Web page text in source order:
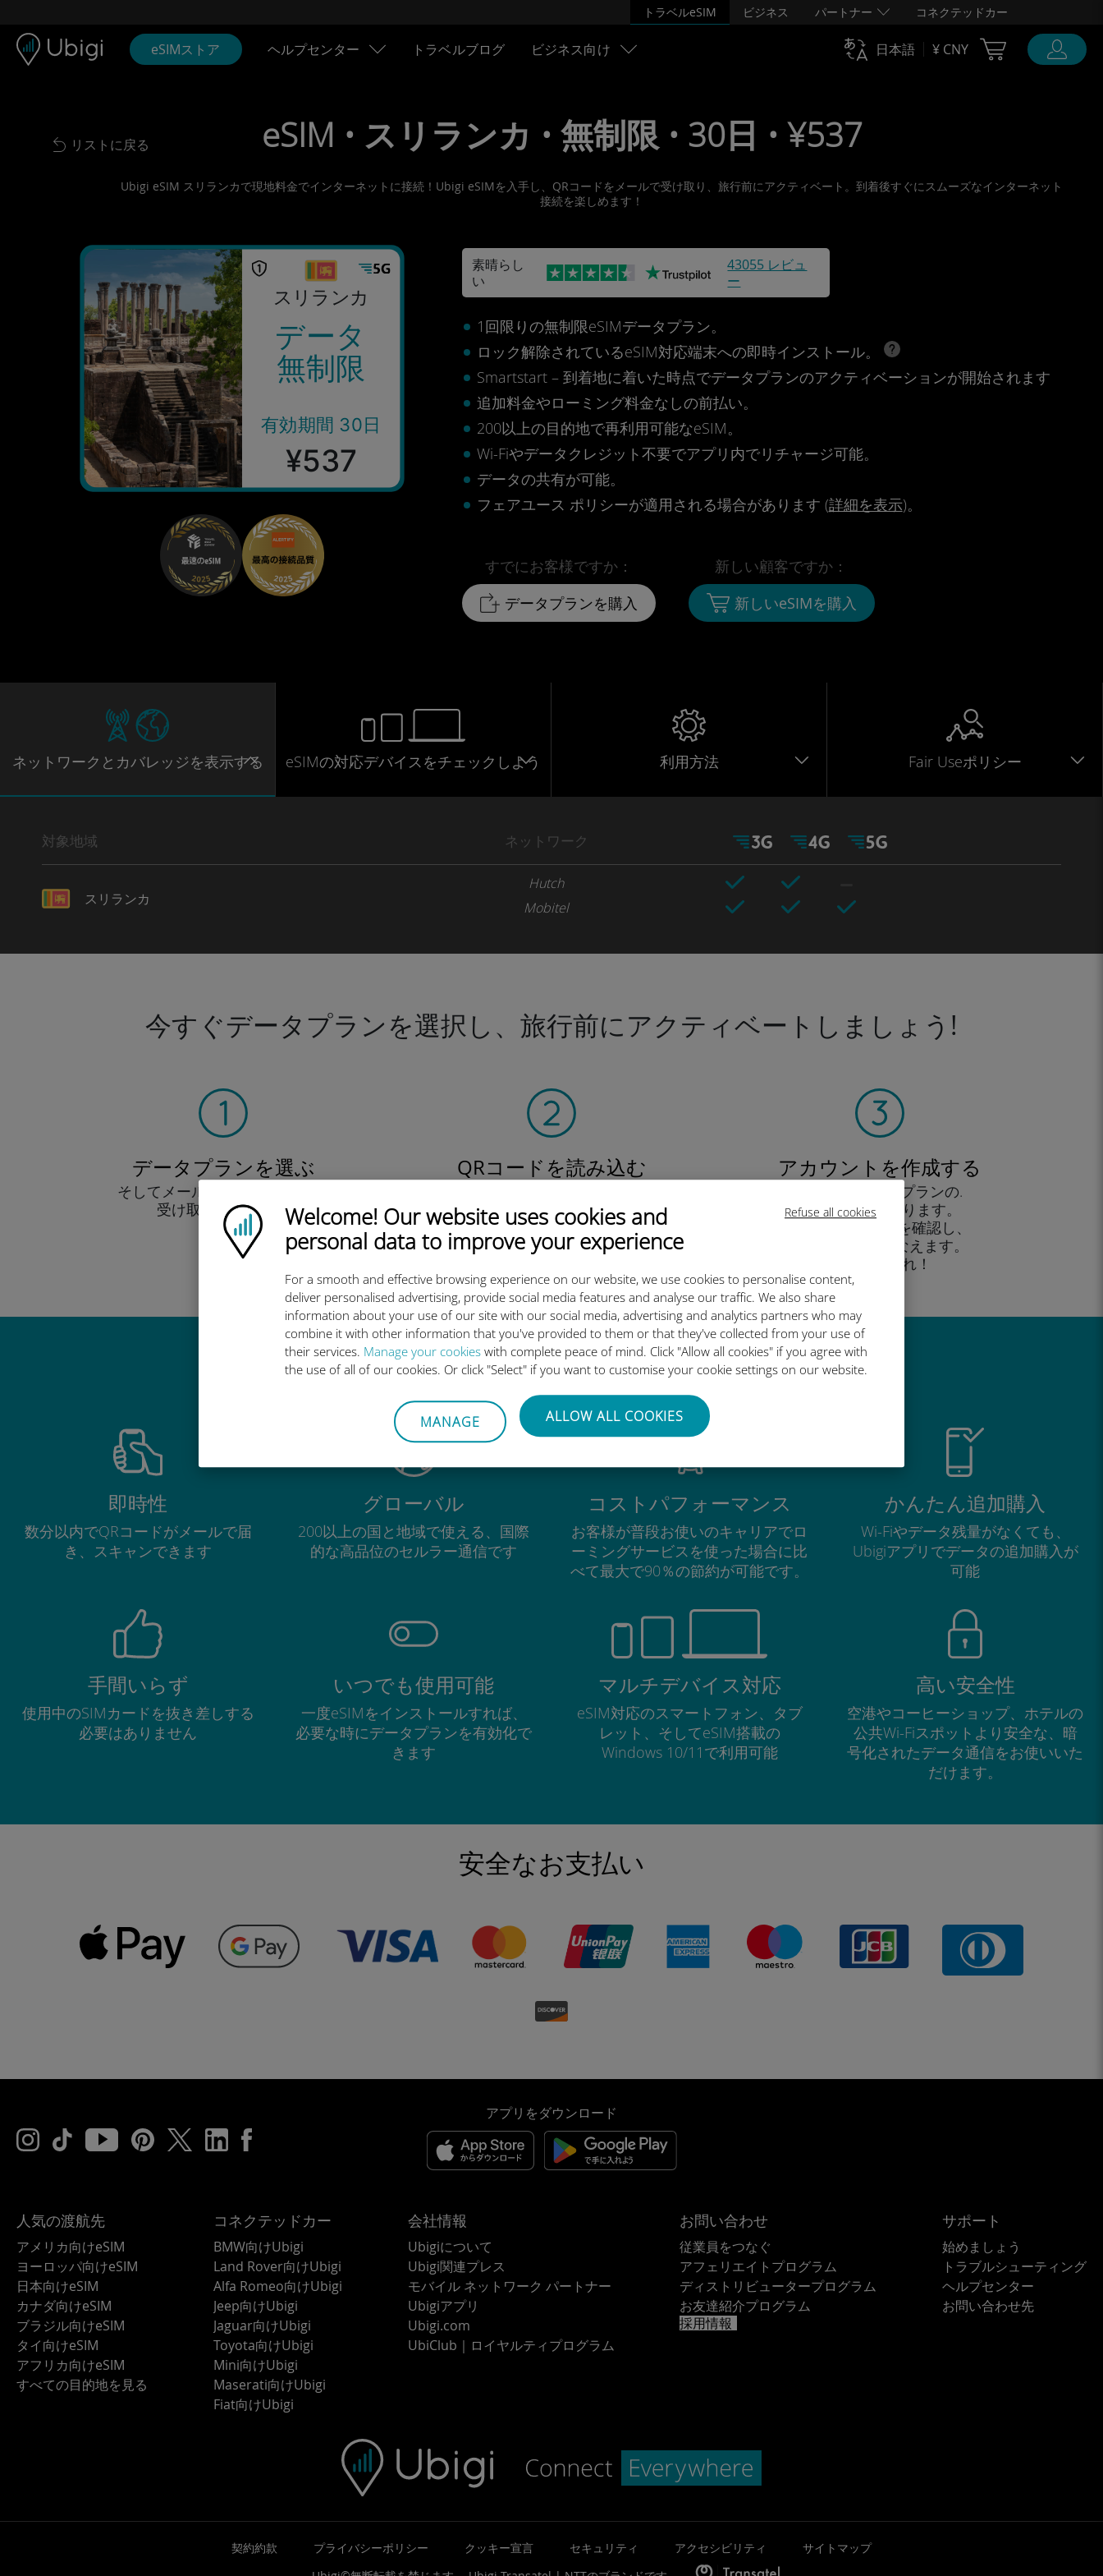
Refuse all cookies
Ubigi logo
Welcome! Our website uses cookies and
personal data to improve your experience
For a smooth and effective browsing experience on our website, we use cookies to personalise content,
deliver personalised advertising, provide social media features and analyse our traffic. We also share
information about your use of our site with our social media, advertising and analytics partners who may
combine it with other information that you've provided to them or that they've collected from your use of
their services. Manage your cookies with complete peace of mind. Click "Allow all cookies" if you agree with
the use of all of our cookies. Or click "Select" if you want to customise your cookie settings on our website.
MANAGE ALLOW ALL COOKIES
トラベルeSIM ビジネス パートナー コネクテッドカー
eSIMストア ヘルプセンター トラベルブログ ビジネス向け 日本語 ¥ CNY Cart Ubigi
Back to list
リストに戻る eSIM • スリランカ • 無制限 • 30日 • ¥537
Ubigi eSIM スリランカで現地料金でインターネットに接続！Ubigi eSIMを入手し、QRコードをメールで受け取り、旅行前にアクティベート。到着後すぐにスムーズなインターネット
接続を楽しめます！
スリランカ
データ
無制限
有効期間 30日
¥537
素晴らし
い
43055 レビュ
ー
1回限りの無制限eSIMデータプラン。
ロック解除されているeSIM対応端末への即時インストール。
Smartstart – 到着地に着いた時点でデータプランのアクティベーションが開始されます
追加料金やローミング料金なしの前払い。
200以上の目的地で再利用可能なeSIM。
Wi-Fiやデータクレジット不要でアプリ内でリチャージ可能。
データの共有が可能。
フェアユース ポリシーが適用される場合があります (詳細を表示)。
すでにお客様ですか：
データプランを購入
新しい顧客ですか：
新しいeSIMを購入
ネットワークとカバレッジを表示する eSIMの対応デバイスをチェックしよう 利用方法 Fair Useポリシー
対象地域 ネットワーク
スリランカ
Hutch
Mobitel
今すぐデータプランを選択し、旅行前にアクティベートしましょう!
データプランを選ぶ
そしてメール経由でQRコードを
受け取りましょう！
早い！
QRコードを読み込む
を有効化したら、
Ubigi eSIMをインストールしま
しょう シンプル！
アカウントを作成する
すると、データプランの.
使用が可能となります。
外出先 から残高を確認し、
追加購入がおこなえます。
お楽しみあれ！
Ubigi International eSIMがすごい理由
即時性
数分以内でQRコードがメールで届
き、スキャンできます
グローバル
200以上の国と地域で使える、国際
的な高品位のセルラー通信です
コストパフォーマンス
お客様が普段お使いのキャリアでロ
ーミングサービスを使った場合に比
べて最大で90％の節約が可能です。
かんたん追加購入
Wi-Fiやデータ残量がなくても、
Ubigiアプリでデータの追加購入が
可能
手間いらず
使用中のSIMカードを抜き差しする
必要はありません
いつでも使用可能
一度eSIMをインストールすれば、
必要な時にデータプランを有効化で
きます
マルチデバイス対応
eSIM対応のスマートフォン、タブ
レット、そしてeSIM搭載の
Windows 10/11で利用可能
高い安全性
空港やコーヒーショップ、ホテルの
公共Wi-Fiスポットより安全な、暗
号化されたデータ通信をお使いいた
だけます。
安全なお支払い
アプリをダウンロード
人気の渡航先
アメリカ向けeSIM
ヨーロッパ向けeSIM
日本向けeSIM
カナダ向けeSIM
ブラジル向けeSIM
タイ向けeSIM
アフリカ向けeSIM
すべての目的地を見る
コネクテッドカー
BMW向けUbigi
Land Rover向けUbigi
Alfa Romeo向けUbigi
Jeep向けUbigi
Jaguar向けUbigi
Toyota向けUbigi
Mini向けUbigi
Maserati向けUbigi
Fiat向けUbigi
会社情報
Ubigiについて
Ubigi関連プレス
モバイル ネットワーク パートナー
Ubigiアプリ
Ubigi.com
UbiClub｜ロイヤルティプログラム
お問い合わせ
従業員をつなぐ
アフェリエイトプログラム
ディストリビュータープログラム
お友達紹介プログラム
採用情報
サポート
始めましょう
トラブルシューティング
ヘルプセンター
お問い合わせ先
契約約款 プライバシーポリシー クッキー宣言 セキュリティ アクセシビリティ
サイトマップ